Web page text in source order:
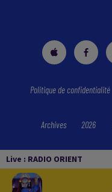
Live : RADIO ORIENT
Politique de confidentialité
Archives 2026